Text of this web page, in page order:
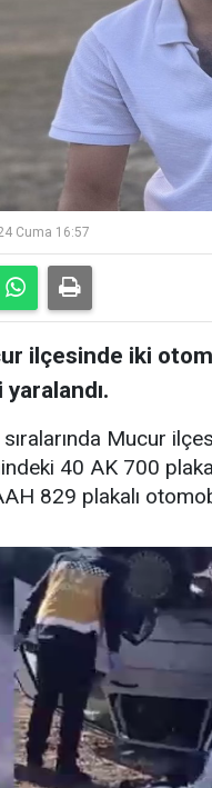
Cuma 16:57
ilçesinde iki
Mucur
40 AK 700
829 plakalı